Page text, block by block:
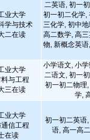
业大学
学与技术
二在读
二英语, 初一
初一初二化学,
三化学, 初中
高二数学, 高
物, 新概念英
业大学
与工程
三在读
小学语文, 小
二语文, 初一
初一初二物理
学,
业大学
信工程
在读
初一初二英语
语, 高一高